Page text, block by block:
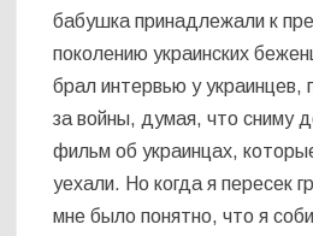
бабушка принадлежали к
поколению украинских
брал интервью у украинцев,
за войны, думая, что сниму
фильм об украинцах,
уехали. Но когда я пересек
мне было понятно, что я